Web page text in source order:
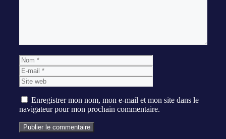
Nom
mail
web
Enregistrer mon nom, mon e-mail et mon site dans le
navigateur pour mon prochain commentaire.